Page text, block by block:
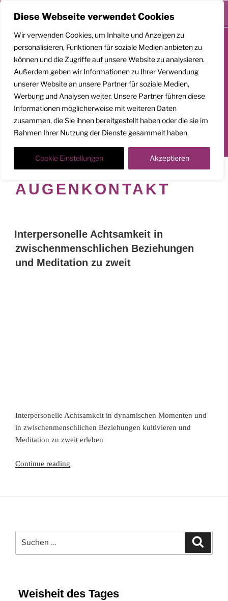
Diese Webseite verwendet Cookies
Wir verwenden Cookies, um Inhalte und Anzeigen zu
personalisieren, Funktionen für soziale Medien anbieten zu
können und die Zugriffe auf unsere Website zu analysieren.
Außerdem geben wir Informationen zu Ihrer Verwendung
unserer Website an unsere Partner für soziale Medien,
Werbung und Analysen weiter. Unsere Partner führen diese
Informationen möglicherweise mit weiteren Daten
zusammen, die Sie ihnen bereitgestellt haben oder die sie im
Rahmen Ihrer Nutzung der Dienste gesammelt haben.
Cookie Einstellungen Akzeptieren
Zum
springen
GEMEINSAM
AUFSTEIGEN
Klarheit. Präsenz. Befreiung.
Transformationscoach | Architekt der Befreiung
Menü
SCHLAGWORT:
AUGENKONTAKT
Interpersonelle Achtsamkeit in
zwischenmenschlichen Beziehungen
und Meditation zu zweit
Interpersonelle Achtsamkeit in dynamischen Momenten und
in zwischenmenschlichen Beziehungen kultivieren und
Meditation zu zweit erleben
Continue reading
nach:
Weisheit des Tages